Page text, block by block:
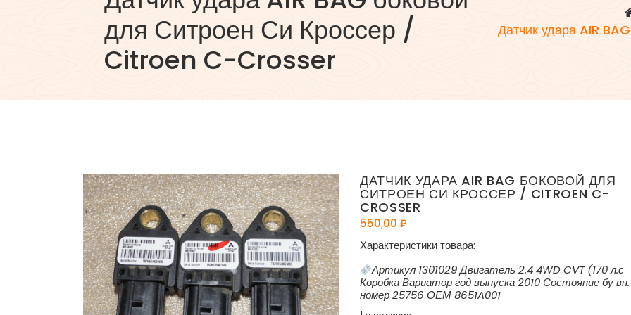
для Ситроен Си Кроссер /
Citroen C-Crosser
Датчик удара AIR
ДАТЧИК УДАРА AIR BAG БОКОВОЙ ДЛЯ
СИТРОЕН СИ КРОССЕР / CITROEN C-
CROSSER
550,00 ₽
Характеристики товара:
Артикул 1301029 Двигатель 2.4 4WD CVT (170 л.с
Коробка Вариатор год выпуска 2010 Состояние бу вн.
номер 25756 ОЕМ 8651A001